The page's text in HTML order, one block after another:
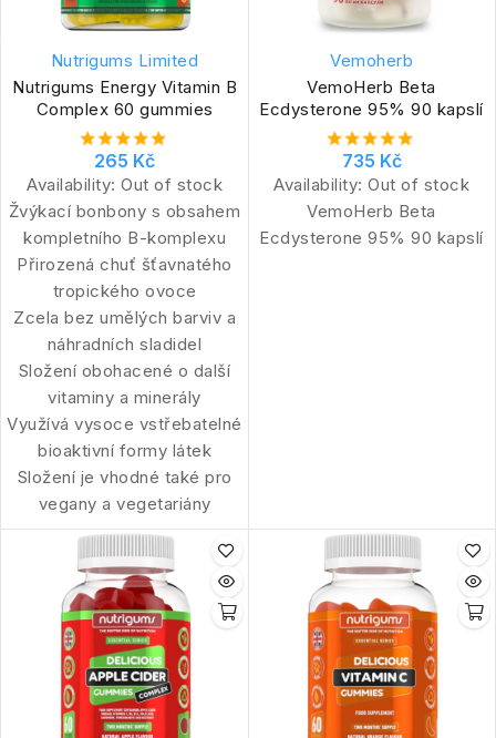
Nutrigums Limited
Nutrigums Energy Vitamin B
Complex 60 gummies
265 Kč
Availability: Out of stock
Žvýkací bonbony s obsahem
kompletního B-komplexu
Přirozená chuť šťavnatého
tropického ovoce
Zcela bez umělých barviv a
náhradních sladidel
Složení obohacené o další
vitaminy a minerály
Využívá vysoce vstřebatelné
bioaktivní formy látek
Složení je vhodné také pro
vegany a vegetariány
Vemoherb
VemoHerb Beta
Ecdysterone 95% 90 kapslí
735 Kč
Availability: Out of stock
VemoHerb Beta
Ecdysterone 95% 90 kapslí